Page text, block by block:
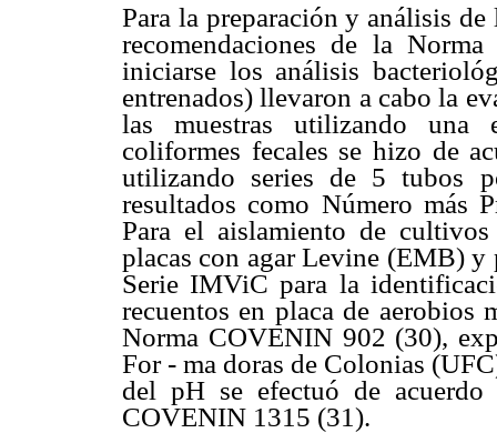
Para la preparación y análisis
recomendaciones de la
iniciarse los análisis
entrenados) llevaron a cabo la
las muestras utilizando una
coliformes fecales se hizo de
utilizando series de 5 tubos
resultados como Número más
Para el aislamiento de
placas con agar Levine (EMB) y
Serie IMViC para la
recuentos en placa de aerobios
Norma COVENIN 902 (30),
For - ma doras de Colonias
del pH se efectuó de
COVENIN 1315 (31).